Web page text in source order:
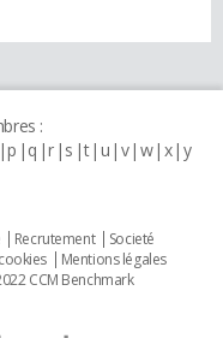
:
p q r s t u v w x y
Recrutement
Societé
Mentions légales
CCM Benchmark